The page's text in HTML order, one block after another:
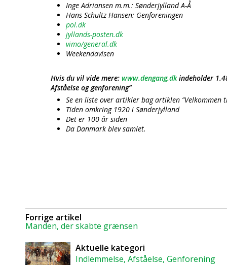
Inge Adriansen m.m.: Sønderjylland A-Å
Hans Schultz Hansen: Genforeningen
pol.dk
jyllands-posten.dk
vimo/general.dk
Weekendavisen
Hvis du vil vide mere: www.dengang.dkindeholder
Afståelse og genforening”
Se en liste over artikler bag artiklen ”Velkommen
Tiden omkring 1920 i Sønderjylland
Det er 100 år siden
Da Danmark blev samlet.
Forrige artikel
Manden, der skabte grænsen
Aktuelle kategori
Indlemmelse, Afståelse, Genforening